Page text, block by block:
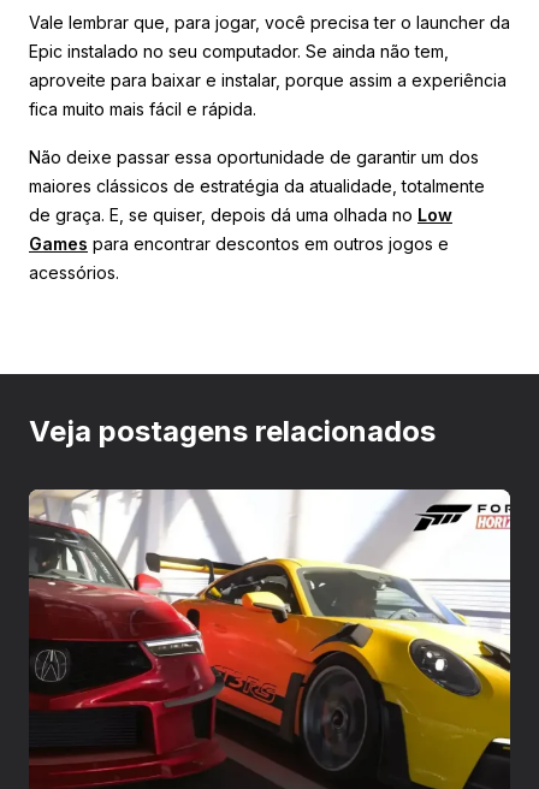
Vale lembrar que, para jogar, você precisa ter o launcher da
Epic instalado no seu computador. Se ainda não tem,
aproveite para baixar e instalar, porque assim a experiência
fica muito mais fácil e rápida.
Não deixe passar essa oportunidade de garantir um dos
maiores clássicos de estratégia da atualidade, totalmente
de graça. E, se quiser, depois dá uma olhada no Low
Games para encontrar descontos em outros jogos e
acessórios.
Veja postagens relacionados